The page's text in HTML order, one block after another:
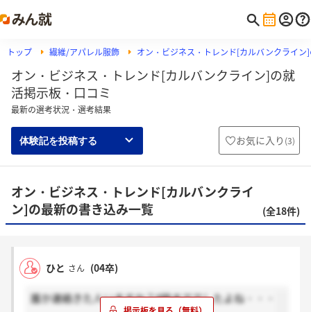
トップ 繊維/アパレル服飾 オン・ビジネス・トレンド[カルバンクライン
オン・ビジネス・トレンド[カルバンクライン]の就
活掲示板・口コミ
最新の選考状況・選考結果
体験記を投稿する お気に入り (3)
オン・ビジネス・トレンド[カルバンクライ
ン]の最新の書き込み一覧
(全18件)
ひと さん (04卒)
誰か連絡きた人いますか？8時まででしたよね・・・